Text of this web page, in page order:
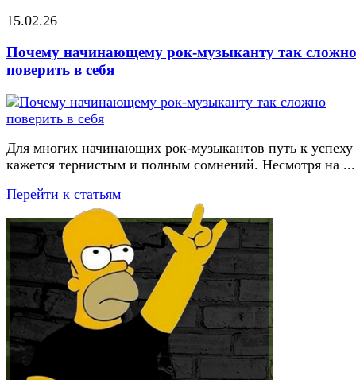
15.02.26
Почему начинающему рок-музыканту так сложно
поверить в себя
Для многих начинающих рок-музыкантов путь к успеху
кажется тернистым и полным сомнений. Несмотря на ...
Перейти к статьям